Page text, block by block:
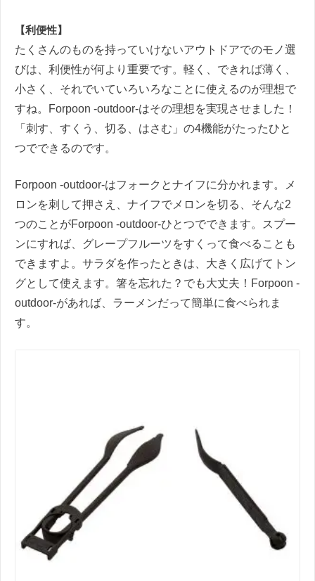
【利便性】
たくさんのものを持っていけないアウトドアでのモノ選
びは、利便性が何より重要です。軽く、できれば薄く、
小さく、それでいていろいろなことに使えるのが理想で
すね。Forpoon -outdoor-はその理想を実現させました！
「刺す、すくう、切る、はさむ」の4機能がたったひと
つでできるのです。
Forpoon -outdoor-はフォークとナイフに分かれます。メ
ロンを刺して押さえ、ナイフでメロンを切る、そんな2
つのことがForpoon -outdoor-ひとつでできます。スプー
ンにすれば、グレープフルーツをすくって食べることも
できますよ。サラダを作ったときは、大きく広げてトン
グとして使えます。箸を忘れた？でも大丈夫！Forpoon -
outdoor-があれば、ラーメンだって簡単に食べられま
す。